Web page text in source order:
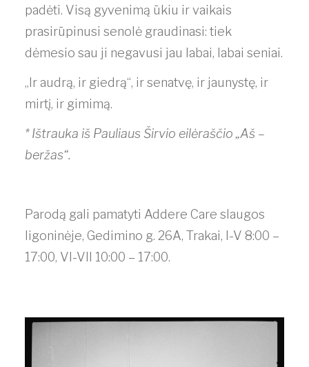
padėti. Visą gyvenimą ūkiu ir vaikais
prasirūpinusi senolė graudinasi: tiek
dėmesio sau ji negavusi jau labai, labai seniai.
„Ir audrą, ir giedrą“, ir senatvę, ir jaunystę, ir
mirtį, ir gimimą.
* Ištrauka iš Pauliaus Širvio eilėraščio „Aš –
beržas“.
Parodą gali pamatyti Addere Care slaugos
ligoninėje, Gedimino g. 26A, Trakai, I-V 8:00 –
17:00, VI-VII 10:00 – 17:00.